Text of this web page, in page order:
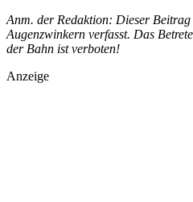
Anm. der Redaktion: Dieser
Augenzwinkern verfasst. Das
der Bahn ist verboten!
Anzeige